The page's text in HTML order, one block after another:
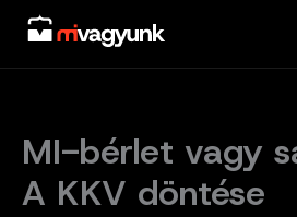
Skip
content
MI-bérlet vagy
A KKV döntése